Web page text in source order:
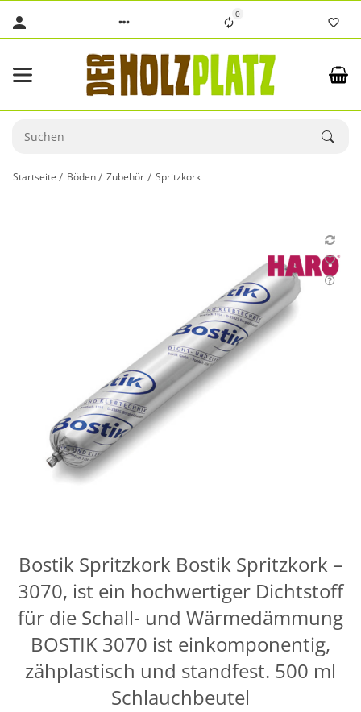
0
Startseite Böden Zubehör Spritzkork
Bostik Spritzkork Bostik Spritzkork –
3070, ist ein hochwertiger Dichtstoff
für die Schall- und Wärmedämmung
BOSTIK 3070 ist einkomponentig,
zähplastisch und standfest. 500 ml
Schlauchbeutel